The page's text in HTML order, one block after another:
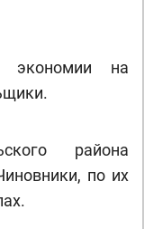
на
района
по их